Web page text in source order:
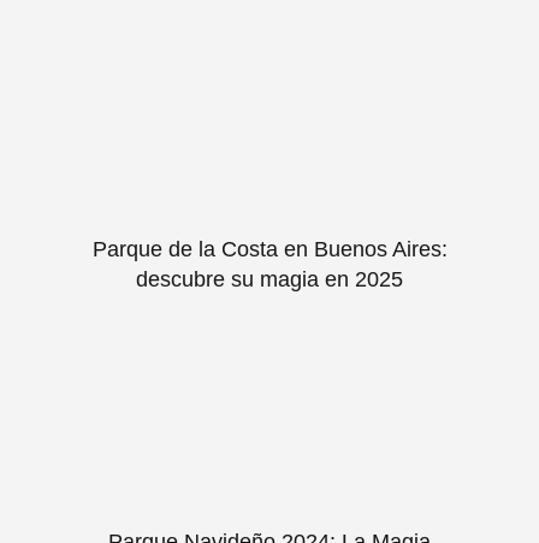
Parque de la Costa en Buenos Aires:
descubre su magia en 2025